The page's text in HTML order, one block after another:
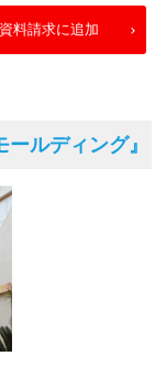
料請求に追加
ルディング』